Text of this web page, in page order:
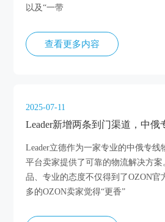
以及“一带
查看更多内容
2025-07-11
Leader立德作为一家专业的中俄专线
平台卖家提供了可靠的物流解决方
品、专业的态度不仅得到了OZON官
多的OZON卖家觉得“更香”